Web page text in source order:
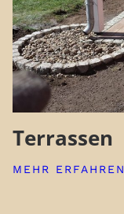
Terrassen
MEHR ERFAHREN